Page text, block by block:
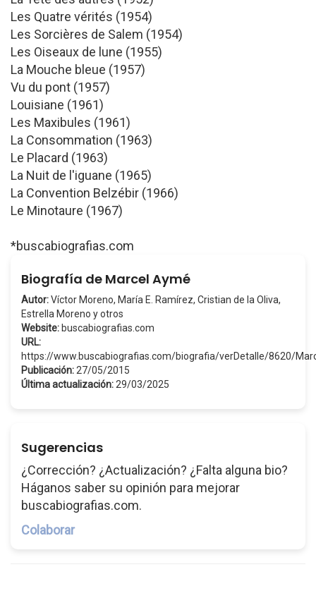
Les Quatre vérités (1954)
Les Sorcières de Salem (1954)
Les Oiseaux de lune (1955)
La Mouche bleue (1957)
Vu du pont (1957)
Louisiane (1961)
Les Maxibules (1961)
La Consommation (1963)
Le Placard (1963)
La Nuit de l'iguane (1965)
La Convention Belzébir (1966)
Le Minotaure (1967)
*buscabiografias.com
Biografía de Marcel Aymé
Autor:Víctor Moreno, María E. Ramírez, Cristian de la Oliva,
Estrella Moreno y otros
Website: buscabiografias.com
URL:
https://www.buscabiografias.com/biografia/verDetalle/8620/
Publicación: 27/05/2015
Última actualización: 29/03/2025
Sugerencias
¿Corrección? ¿Actualización? ¿Falta alguna bio?
Háganos saber su opinión para mejorar
buscabiografias.com.
Colaborar